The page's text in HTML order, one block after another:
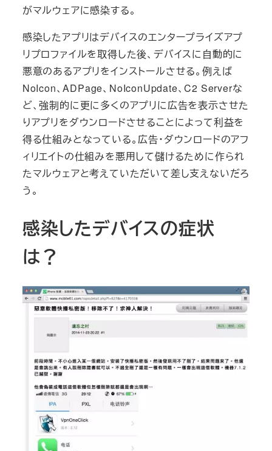
がマルウェアに感染する。
感染したアプリはデバイスのエンタープライズアプ
リプロファイルを取得した後、デバイスに自動的に
悪意のあるアプリをインストールさせる。例えば
NoIcon、ADPage、NoIconUpdate、C2 Serverな
ど、強制的に更に多くのアプリに広告を表示させた
りアプリをダウンロードさせることによって利益を
得る仕組みとなっている。広告・ダウンロードのアフ
ィリエイトの仕組みを悪用して儲けるために作られ
たマルウェアと考えていただいて差し支えないだろ
う。
感染したデバイスの症状
は？